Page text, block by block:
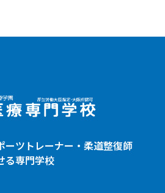
ツトレーナー・ 柔道整復師
る専門学校